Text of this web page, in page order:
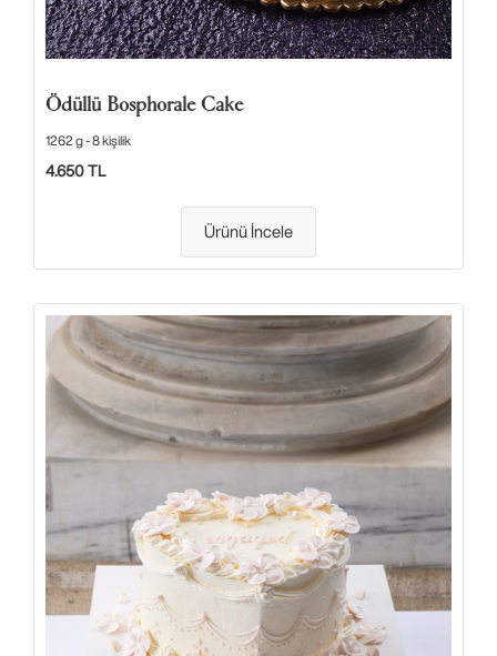
Ödüllü Bosphorale Cake
1262 g - 8 kişilik
4.650 TL
Ürünü İncele